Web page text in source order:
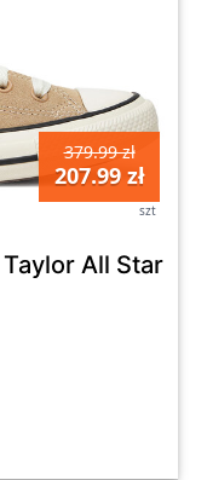
379.99 zł
207.99 zł
szt
All Star